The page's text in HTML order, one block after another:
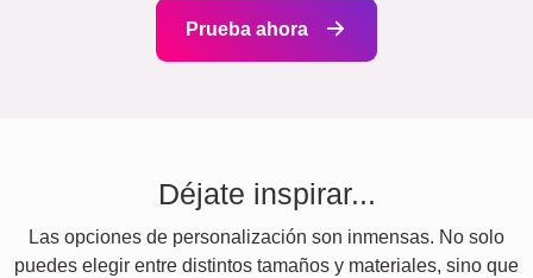
Prueba ahora
Déjate inspirar...
Las opciones de personalización son inmensas. No solo
puedes elegir entre distintos tamaños y materiales, sino que